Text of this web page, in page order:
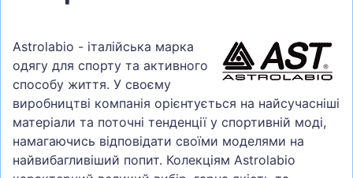
Astrolabio - італійська марка
одягу для спорту та активного
способу життя. У своєму
виробництві компанія орієнтується на найсучасніші
матеріали та поточні тенденції у спортивній моді,
намагаючись відповідати своїми моделями на
найвибагливіший попит. Колекціям Astrolabio